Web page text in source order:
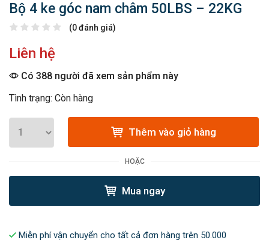
Bộ 4 ke góc nam châm 50LBS – 22KG
(0 đánh giá)
Liên hệ
Có 388 người đã xem sản phẩm này
Tình trạng: Còn hàng
Thêm vào giỏ hàng
HOẶC
Mua ngay
Miễn phí vận chuyển cho tất cả đơn hàng trên 50.000